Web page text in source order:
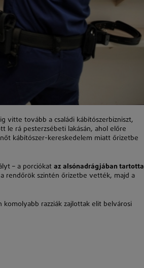
vitte tovább a családi kábítószerbizniszt,
le rá pesterzsébeti lakásán, ahol előre
kábítószer-kereskedelem miatt őrizetbe
– a porciókat az alsónadrágjában tartotta
rendőrök szintén őrizetbe vették, majd a
razziák zajlottak elit belvárosi